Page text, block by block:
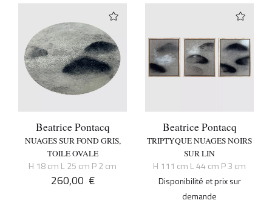
Beatrice Pontacq
NUAGES SUR FOND GRIS,
TOILE OVALE
H 18 cm L 25 cm P 2 cm
260,00 €
Beatrice Pontacq
TRIPTYQUE NUAGES NOIRS
SUR LIN
H 111 cm L 44 cm P 3 cm
Disponibilité et prix sur
demande